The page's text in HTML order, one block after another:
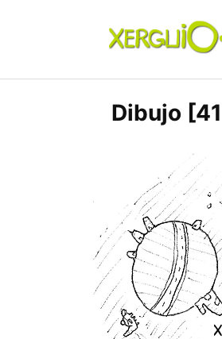
xerguio.ES | ilustración
Dibujo